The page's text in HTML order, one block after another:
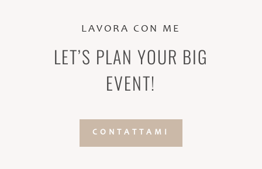
LAVORA CON ME
LET’S PLAN YOUR BIG
EVENT!
CONTATTAMI